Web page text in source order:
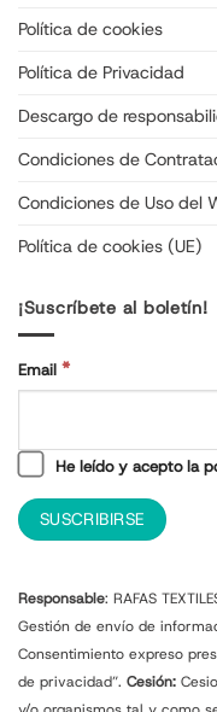
Política de cookies
Política de Privacidad
Descargo de
Condiciones de
Condiciones de Uso del
Política de cookies (UE)
¡Suscríbete al boletín!
Email *
He leído y acepto la
Responsable: RAFAS
Gestión de envío de
Consentimiento expreso
de privacidad”. Cesión: